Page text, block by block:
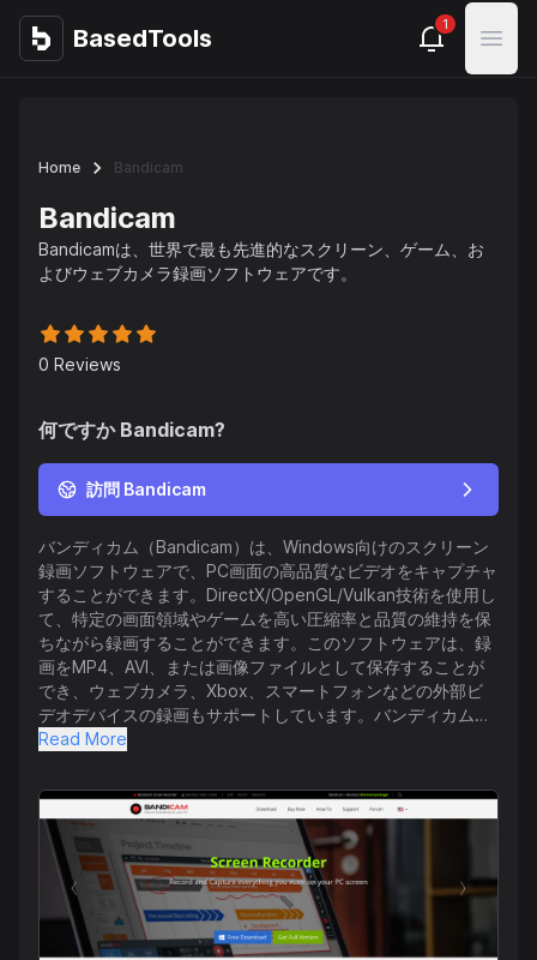
BasedTools
BasedTools 1
Open
Home Bandicam
Bandicam
Bandicamは、世界で最も先進的なスクリーン、ゲーム、お
よびウェブカメラ録画ソフトウェアです。
0 Reviews
何ですか Bandicam?
訪問 Bandicam
バンディカム（Bandicam）は、Windows向けのスクリーン
録画ソフトウェアで、PC画面の高品質なビデオをキャプチャ
することができます。DirectX/OpenGL/Vulkan技術を使用し
て、特定の画面領域やゲームを高い圧縮率と品質の維持を保
ちながら録画することができます。このソフトウェアは、録
画をMP4、AVI、または画像ファイルとして保存することが
でき、ウェブカメラ、Xbox、スマートフォンなどの外部ビ
デオデバイスの録画もサポートしています。バンディカム
は、リアルタイム描画、ウェブカメラオーバーレイ、スケジ
ザーは、画面録画、ゲーム録画、またはデバイス録画などの
録画モードから選択することができます。さらに、バンディ
カムは録画ビデオの編集に便利なビデオカッティングツール
であるバンディカット（Bandicut）と併せて購入すると、割
引パッケージも提供しています。1,000万人以上のユーザー
がおり、バンディカムはスクリーン録画のニーズに最適な選
択肢として人気があります。
Read More